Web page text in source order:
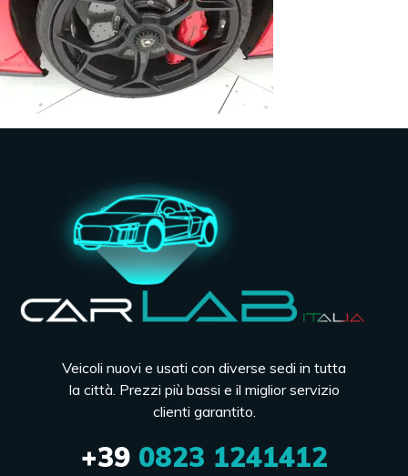
Veicoli nuovi e usati con diverse sedi in tutta
la città. Prezzi più bassi e il miglior servizio
clienti garantito.
+390823 1241412